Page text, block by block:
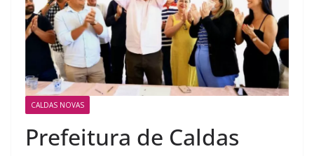
CALDAS NOVAS
Prefeitura de Caldas